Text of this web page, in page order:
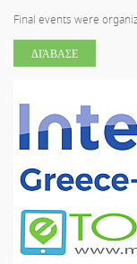
Final events were
ΔΙΆΒΑΣΕ